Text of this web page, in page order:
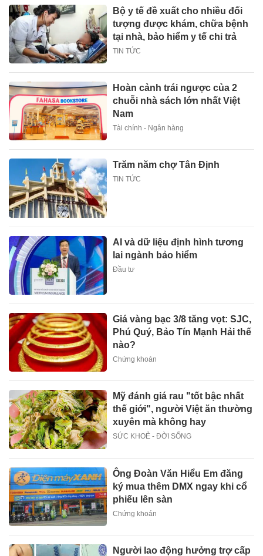
Bộ y tế đề xuất cho nhiều đối
tượng được khám, chữa bệnh
tại nhà, bảo hiểm y tế chi trả
TIN TỨC
Hoàn cảnh trái ngược của 2
chuỗi nhà sách lớn nhất Việt
Nam
Tài chính - Ngân hàng
Trăm năm chợ Tân Định
TIN TỨC
AI và dữ liệu định hình tương
lai ngành bảo hiểm
Đầu tư
Giá vàng bạc 3/8 tăng vọt: SJC,
Phú Quý, Bảo Tín Mạnh Hải thế
nào?
Chứng khoán
Mỹ đánh giá rau "tốt bậc nhất
thế giới", người Việt ăn thường
xuyên mà không hay
SỨC KHOẺ - ĐỜI SỐNG
Ông Đoàn Văn Hiểu Em đăng
ký mua thêm DMX ngay khi cổ
phiếu lên sàn
Chứng khoán
Người lao động hưởng trợ cấp